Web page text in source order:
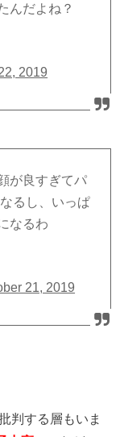
んだよね？
2019
が良すぎてパ
るし、いっぱ
なるわ
21, 2019
判する層もいま